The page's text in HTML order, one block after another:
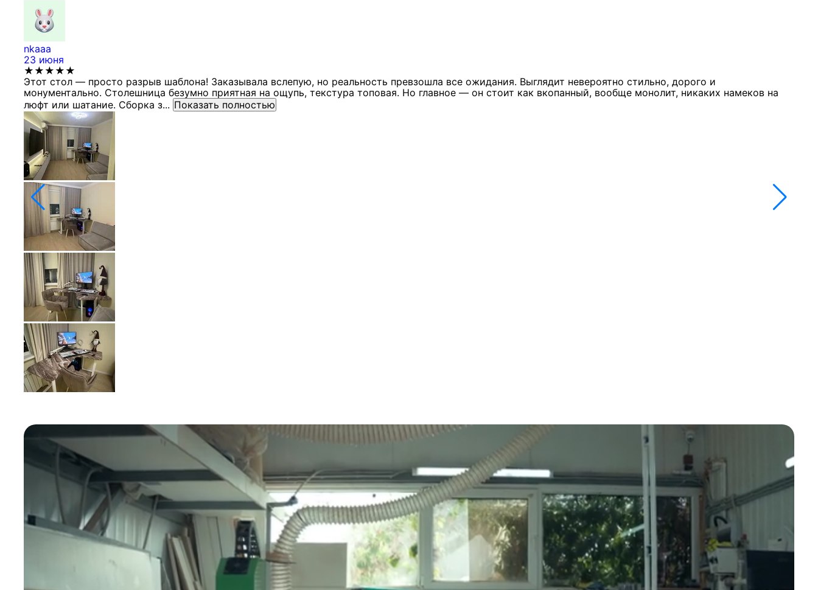
nkaaa
23 июня
★★★★★
Этот стол — просто разрыв шаблона! Заказывала вслепую, но реальность превзошла все ожидания. Выглядит невероятно стильно, дорого и
монументально. Столешница безумно приятная на ощупь, текстура топовая. Но главное — он стоит как вкопанный, вообще монолит, никаких намеков на
люфт или шатание. Сборка з... Показать полностью